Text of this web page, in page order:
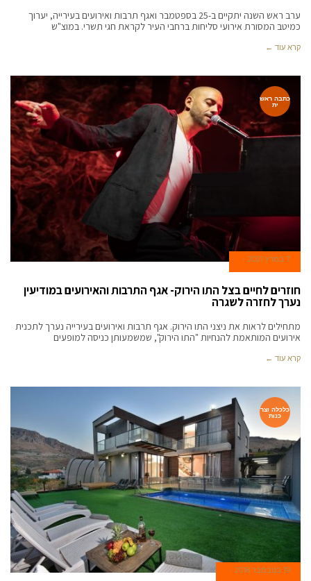
ערב ראש השנה יתקיים ב-25 בספטמבר ואגף תרבות ואירועים בעירייה, יערוך
כמיטב המסורת אירועי סליחות ברחבי העיר לקראת חגי תשרי. במוצ"ש
קרא עוד ←
כתבה ראש
ית
7 במרץ 2021
חוזרים לחיים בצל התו הירוק- אגף התרבות והאירועים במודיעין
נערך לחזרה לשגרה
מתחילים לראות את ניצני התו הירוק. אגף תרבות ואירועים בעירייה נערך לתכנית
אירועים המותאמת להנחיות "התו הירוק", שמשמעותן כניסה למופעים
קרא עוד ←
כלכלה וצר
כנות
19 בנובמבר 2018